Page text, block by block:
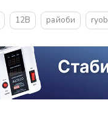
12В райоби